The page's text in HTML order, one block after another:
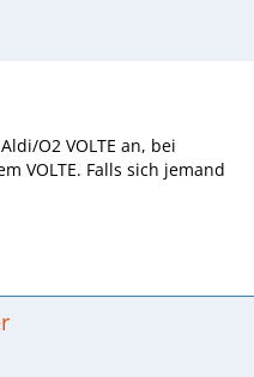
O2 VOLTE an, bei
VOLTE. Falls sich jemand